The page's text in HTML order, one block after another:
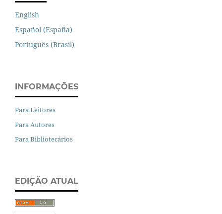
English
Español (España)
Português (Brasil)
INFORMAÇÕES
Para Leitores
Para Autores
Para Bibliotecários
EDIÇÃO ATUAL